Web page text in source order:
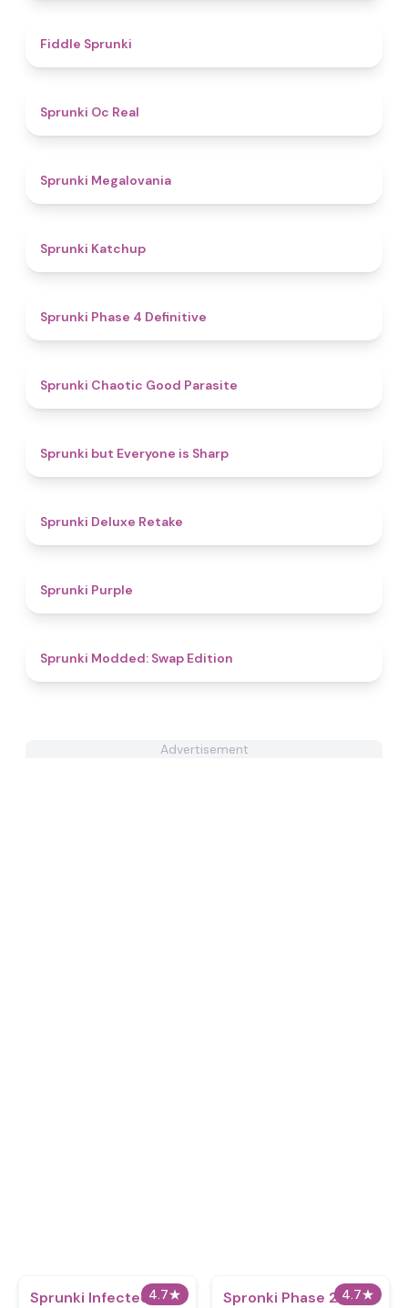
Fiddle Sprunki
Sprunki Oc Real
Sprunki Megalovania
Sprunki Katchup
Sprunki Phase 4 Definitive
Sprunki Chaotic Good Parasite
Sprunki but Everyone is Sharp
Sprunki Deluxe Retake
Sprunki Purple
Sprunki Modded: Swap Edition
Advertisement
4.7★
Sprunki Infected Z 4.7★
Spronki Phase 2